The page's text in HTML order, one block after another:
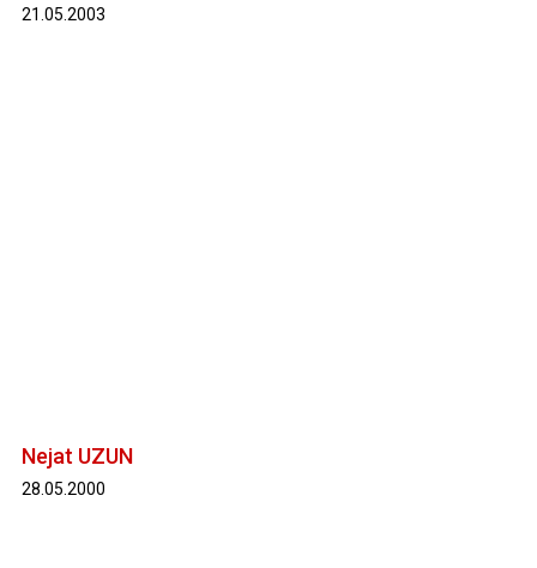
21.05.2003
Nejat UZUN
28.05.2000